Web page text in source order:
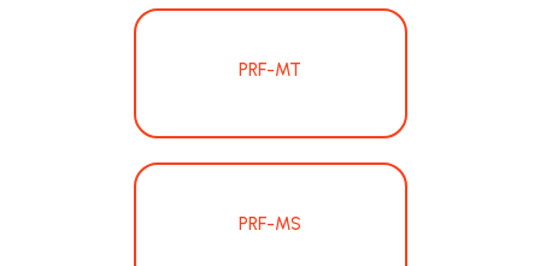
PRF-MT
PRF-MS